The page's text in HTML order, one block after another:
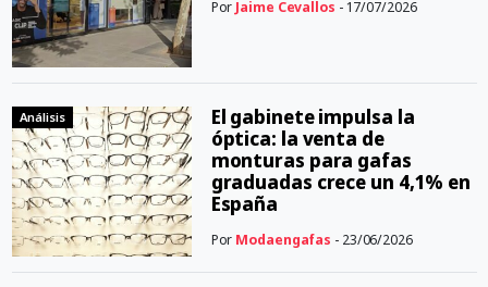
Por Jaime Cevallos - 17/07/2026
Análisis
El gabinete impulsa la
óptica: la venta de
monturas para gafas
graduadas crece un 4,1% en
España
Por Modaengafas - 23/06/2026